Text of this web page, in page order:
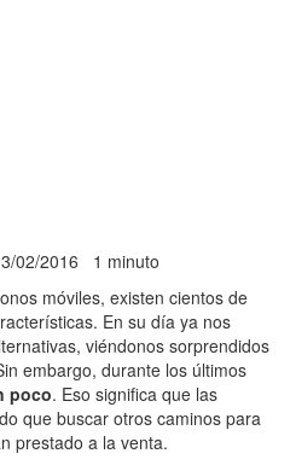
02/2016 1 minuto
móviles, existen cientos de
En su día ya nos
viéndonos sorprendidos
embargo, durante los últimos
poco. Eso significa que las
que buscar otros caminos para
prestado a la venta.